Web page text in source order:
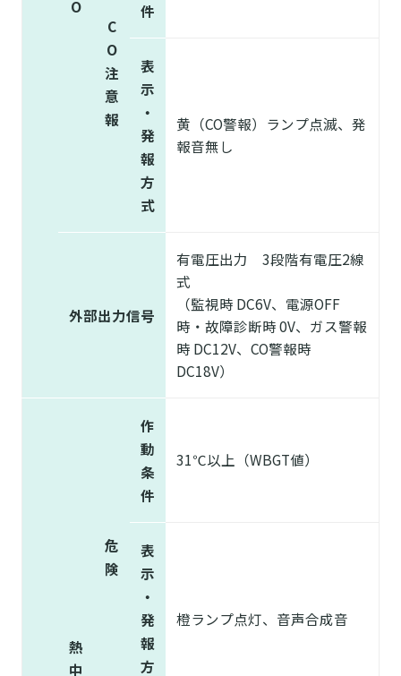
O
C
O
注
意
報
件
表
示
・
発
報
方
式
黄（CO警報）ランプ点滅、発
報音無し
外部出力信号
有電圧出力 3段階有電圧2線
式
（監視時 DC6V、電源OFF
時・故障診断時 0V、ガス警報
時 DC12V、CO警報時
DC18V）
熱
中
危
険
作
動
条
件
31℃以上（WBGT値）
表
示
・
発
報
方
橙ランプ点灯、音声合成音